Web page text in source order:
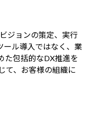
ジョンの策定、実行
ール導入ではなく、業
た包括的なDX推進を
て、お客様の組織に